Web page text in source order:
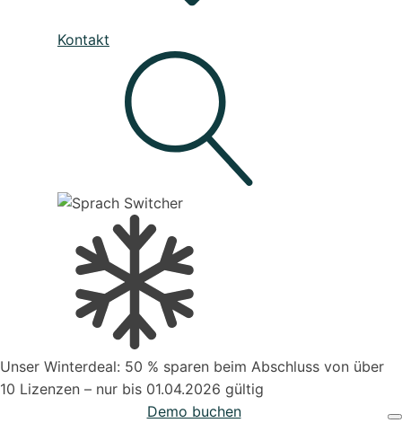
Organisiere deine Aufträge in Überischtlichen
Projekten
Aufträge verwalten
Organisiere deine Aufträge in Überischtlichen
Unser Service
Den besten Service für Ihre Business-Software, die deine
Prozesse verbessert
Live - System Status
Kontakt zum Vertrieb
Kontakt
Unser Winterdeal: 50 % sparen beim Abschluss von über
10 Lizenzen – nur bis 01.04.2026 gültig
Demo buchen